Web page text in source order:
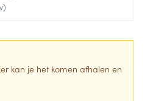
kan je het komen afhalen en